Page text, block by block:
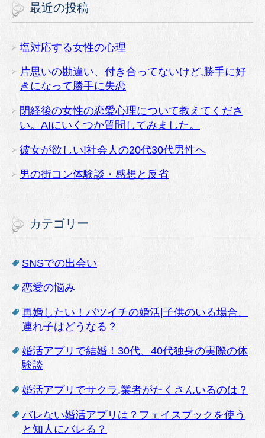
最近の投稿
塩対応する女性の心理
片思いの勘違い、付き合ってないけど,勝手に好
きになって勝手に失恋
閉経後の女性の恋愛心理について教えてくださ
い。AIにいくつか質問してみました。
彼女が欲しい!社会人の20代30代男性へ
男の街コン体験談・感想と反省
カテゴリー
SNSでの出会い
恋愛の悩み
再婚したい！バツイチの婚活|子供のいる場合、
連れ子はどうなる？
婚活アプリで結婚！30代、40代独身の実際の体
験談
婚活アプリでサクラ,業者がたくさんいるのは？
バレない婚活アプリは？フェイスブックを使う
と知人にバレる？